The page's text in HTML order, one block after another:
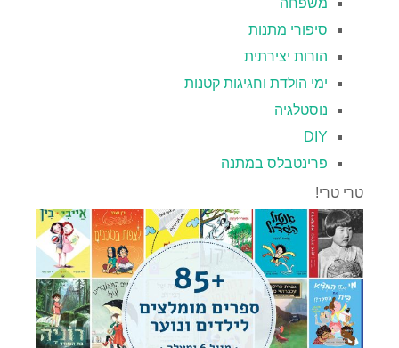
משפחה
סיפורי מתנות
הורות יצירתית
ימי הולדת וחגיגות קטנות
נוסטלגיה
DIY
פרינטבלס במתנה
טרי טרי!